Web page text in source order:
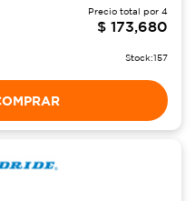
Precio total por 4
$ 173,680
Stock:157